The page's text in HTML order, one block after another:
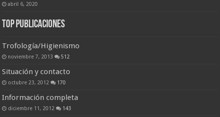
abril 6, 2020
Top Publicaciones
Trofología/Higienismo
noviembre 7, 2013 512
Situación y contacto
octubre 23, 2012 170
Información completa
diciembre 11, 2012 143